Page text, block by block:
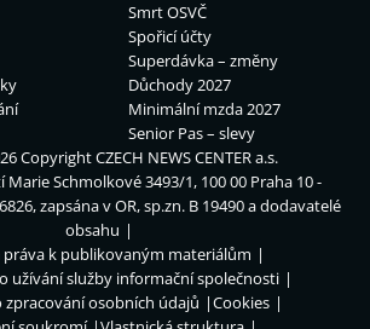
Smrt OSVČ
Spořicí účty
Superdávka – změny
Důchody 2027
Minimální mzda 2027
Senior Pas – slevy
CopyrightCZECH NEWS CENTER a.s.
Marie Schmolkové 3493/1, 100 00 Praha 10 -
zapsána v OR, sp.zn. B 19490 a dodavatelé
obsahu
k publikovaným materiálům
užívání služby informační společnosti
zpracování osobních údajů
Cookies